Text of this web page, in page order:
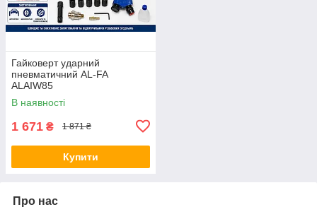
Гайковерт ударний
пневматичний AL-FA
ALAIW85
В наявності
1 671 ₴ 1 871 ₴
Купити
Про нас